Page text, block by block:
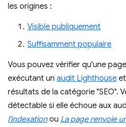
les origines :
Visible publiquement
Suffisamment populaire
Vous pouvez vérifier qu'une
exécutant un audit Lighthouse
résultats de la catégorie "SEO".
détectable si elle échoue aux
l'indexationou La page renvoie